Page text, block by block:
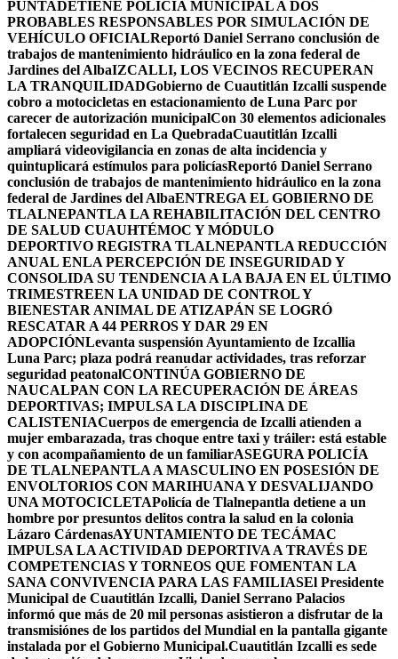
PUNTADETIENE POLICÍA MUNICIPAL A DOS
PROBABLES RESPONSABLES POR SIMULACIÓN DE
VEHÍCULO OFICIALReportó Daniel Serrano conclusión de
trabajos de mantenimiento hidráulico en la zona federal de
Jardines del AlbaIZCALLI, LOS VECINOS RECUPERAN
LA TRANQUILIDADGobierno de Cuautitlán Izcalli suspende
cobro a motocicletas en estacionamiento de Luna Parc por
carecer de autorización municipalCon 30 elementos adicionales
fortalecen seguridad en La QuebradaCuautitlán Izcalli
ampliará videovigilancia en zonas de alta incidencia y
quintuplicará estímulos para policíasReportó Daniel Serrano
conclusión de trabajos de mantenimiento hidráulico en la zona
federal de Jardines del AlbaENTREGA EL GOBIERNO DE
TLALNEPANTLA LA REHABILITACIÓN DEL CENTRO
DE SALUD CUAUHTÉMOC Y MÓDULO
DEPORTIVO REGISTRA TLALNEPANTLA REDUCCIÓN
ANUAL ENLA PERCEPCIÓN DE INSEGURIDAD Y
CONSOLIDA SU TENDENCIA A LA BAJA EN EL ÚLTIMO
TRIMESTREEN LA UNIDAD DE CONTROL Y
BIENESTAR ANIMAL DE ATIZAPÁN SE LOGRÓ
RESCATAR A 44 PERROS Y DAR 29 EN
ADOPCIÓNLevanta suspensión Ayuntamiento de Izcallia
Luna Parc; plaza podrá reanudar actividades, tras reforzar
seguridad peatonalCONTINÚA GOBIERNO DE
NAUCALPAN CON LA RECUPERACIÓN DE ÁREAS
DEPORTIVAS; IMPULSA LA DISCIPLINA DE
CALISTENIACuerpos de emergencia de Izcalli atienden a
mujer embarazada, tras choque entre taxi y tráiler: está estable
y con acompañamiento de un familiarASEGURA POLICÍA
DE TLALNEPANTLA A MASCULINO EN POSESIÓN DE
ENVOLTORIOS CON MARIHUANA Y DESVALIJANDO
UNA MOTOCICLETAPolicía de Tlalnepantla detiene a un
hombre por presuntos delitos contra la salud en la colonia
Lázaro CárdenasAYUNTAMIENTO DE TECÁMAC
IMPULSA LA ACTIVIDAD DEPORTIVA A TRAVÉS DE
COMPETENCIAS Y TORNEOS QUE FOMENTAN LA
SANA CONVIVENCIA PARA LAS FAMILIASEl Presidente
Municipal de Cuautitlán Izcalli, Daniel Serrano Palacios
informó que más de 20 mil personas asistieron a disfrutar de la
transmisiónes de los partidos del Mundial en la pantalla gigante
instalada por el Gobierno Municipal.Cuautitlán Izcalli es sede